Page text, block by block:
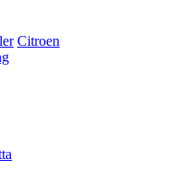
Citroen